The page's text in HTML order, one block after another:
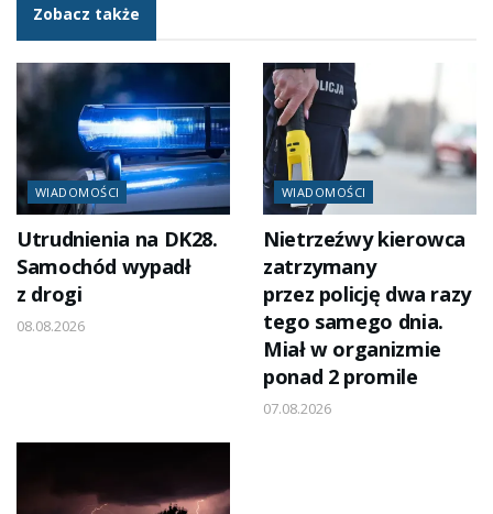
Zobacz także
WIADOMOŚCI
Utrudnienia na DK28.
Samochód wypadł
z drogi
08.08.2026
WIADOMOŚCI
Nietrzeźwy kierowca
zatrzymany
przez policję dwa razy
tego samego dnia.
Miał w organizmie
ponad 2 promile
07.08.2026